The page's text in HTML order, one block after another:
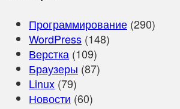
Программирование (290)
WordPress (148)
Верстка (109)
Браузеры (87)
Linux (79)
Новости (60)